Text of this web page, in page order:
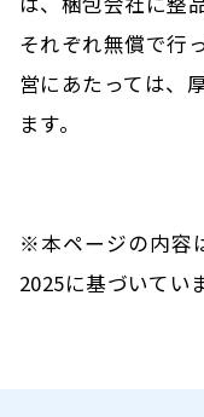
それぞれ無償で行
営にあたっては、
ます。
※本ページの内容
2025に基づいてい